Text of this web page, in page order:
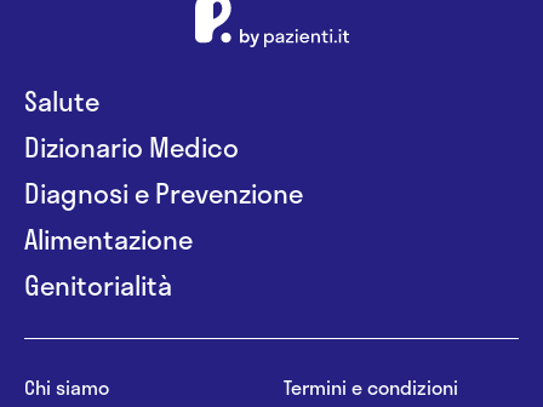
Salute
Dizionario Medico
Diagnosi e Prevenzione
Alimentazione
Genitorialità
Chi siamo
Termini e condizioni